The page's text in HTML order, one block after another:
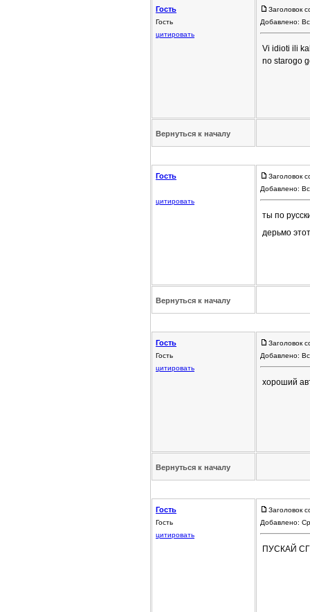
Гость
Гость
цитировать
Заголовок
Добавлено:
Vi idioti ili
no starogo
Вернуться к началу
Гость
цитировать
Заголовок
Добавлено:
ты по
дерьмо
Вернуться к началу
Гость
Гость
цитировать
Заголовок
Добавлено:
хороший
Вернуться к началу
Гость
Гость
цитировать
Заголовок
Добавлено:
ПУСКАЙ